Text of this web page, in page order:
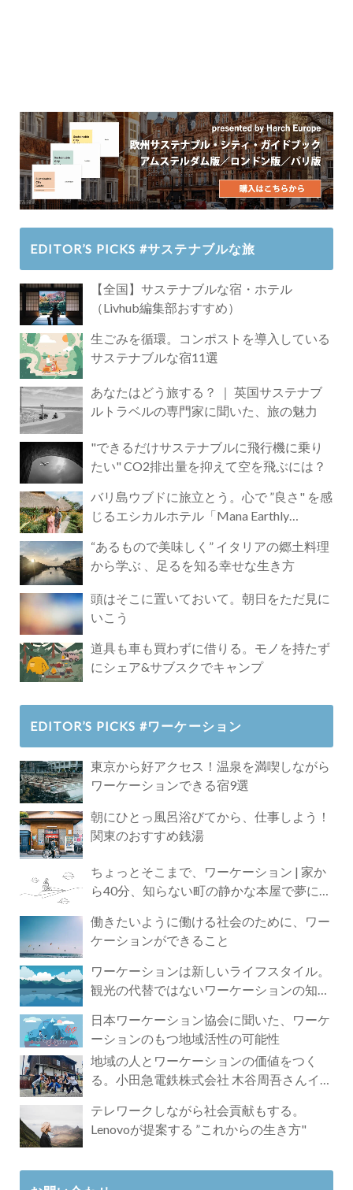
EDITOR’S PICKS #サステナブルな旅
【全国】サステナブルな宿・ホテル
（Livhub編集部おすすめ）
生ごみを循環。コンポストを導入している
サステナブルな宿11選
あなたはどう旅する？ ｜ 英国サステナブ
ルトラベルの専門家に聞いた、旅の魅力
"できるだけサステナブルに飛行機に乗り
たい" CO2排出量を抑えて空を飛ぶには？
バリ島ウブドに旅立とう。心で ”良さ" を感
じるエシカルホテル「Mana Earthly
“あるもので美味しく” イタリアの郷土料理
から学ぶ 、足るを知る幸せな生き方
頭はそこに置いておいて。朝日をただ見に
いこう
道具も車も買わずに借りる。モノを持たず
にシェア&サブスクでキャンプ
EDITOR’S PICKS #ワーケーション
東京から好アクセス！温泉を満喫しながら
ワーケーションできる宿9選
朝にひとっ風呂浴びてから、仕事しよう！
関東のおすすめ銭湯
ちょっとそこまで、ワーケーション | 家か
ら40分、知らない町の静かな本屋で夢に近
働きたいように働ける社会のために、ワー
ケーションができること
ワーケーションは新しいライフスタイル。
観光の代替ではないワーケーションの知ら
日本ワーケーション協会に聞いた、ワーケ
ーションのもつ地域活性の可能性
地域の人とワーケーションの価値をつく
る。小田急電鉄株式会社 木谷周吾さんイン
テレワークしながら社会貢献もする。
Lenovoが提案する ”これからの生き方"